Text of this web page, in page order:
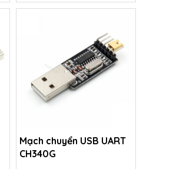
Mạch chuyển USB UART
CH340G